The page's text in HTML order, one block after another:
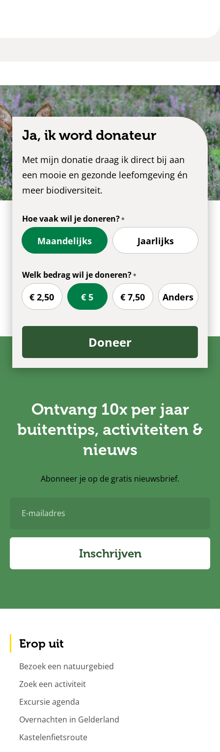
Ja, ik word donateur
Met mijn donatie draag ik direct bij aan
een mooie en gezonde leefomgeving én
meer biodiversiteit.
Hoe vaak wil je doneren?
Maandelijks Jaarlijks
Welk bedrag wil je doneren?
€ 2,50 € 5 € 7,50 Anders
Doneer
Ontvang 10x per jaar
buitentips, activiteiten &
nieuws
Abonneer je op de gratis nieuwsbrief.
mailadres
Inschrijven
Erop uit
Bezoek een natuurgebied
Zoek een activiteit
Excursie agenda
Overnachten in Gelderland
Kastelenfietsroute